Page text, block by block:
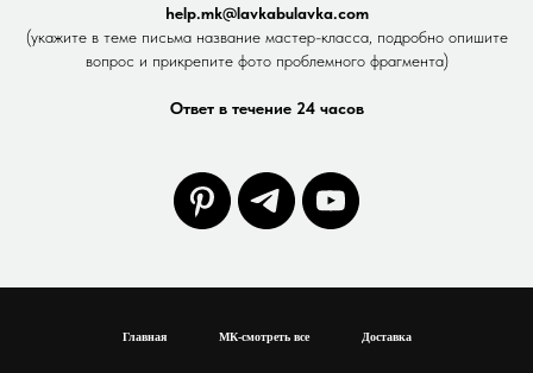
help.mk@lavkabulavka.com
(укажите в теме письма название мастер-класса, подробно опишите
вопрос и прикрепите фото проблемного фрагмента)
Ответ в течение 24 часов
Главная МК-смотреть все Доставка